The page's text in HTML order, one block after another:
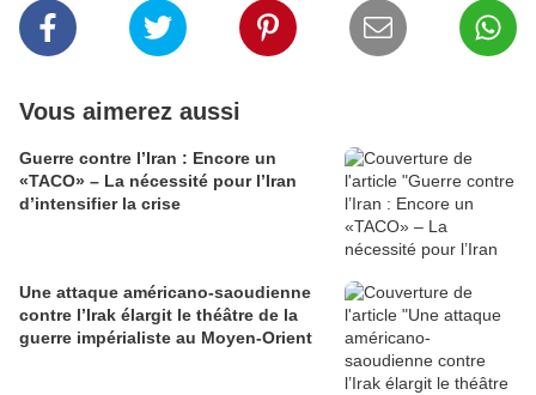
Vous aimerez aussi
Guerre contre l’Iran : Encore un
«TACO» – La nécessité pour l’Iran
d’intensifier la crise
Une attaque américano-saoudienne
contre l’Irak élargit le théâtre de la
guerre impérialiste au Moyen-Orient